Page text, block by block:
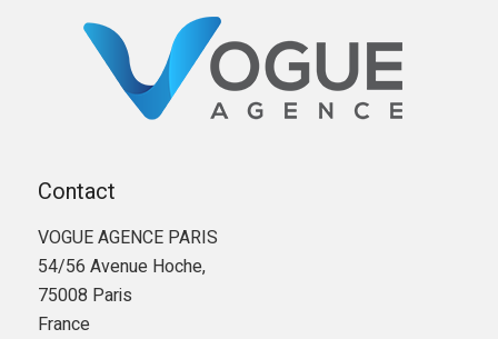
Contact
VOGUE AGENCE PARIS
54/56 Avenue Hoche,
75008 Paris
France